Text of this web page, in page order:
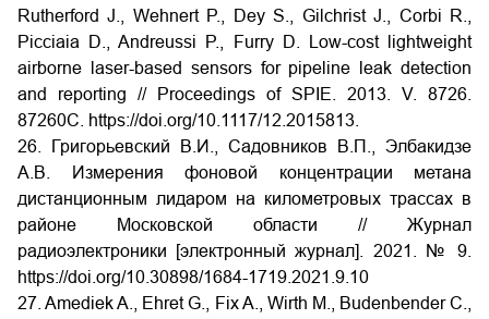
Rutherford J., Wehnert P., Dey S., Gilchrist J., Corbi R.,
Picciaia D., Andreussi P., Furry D. Low-cost lightweight
airborne laser-based sensors for pipeline leak detection
and reporting // Proceedings of SPIE. 2013. V. 8726.
87260C. https://doi.org/10.1117/12.2015813.
26. Григорьевский В.И., Садовников В.П., Элбакидзе
А.В. Измерения фоновой концентрации метана
дистанционным лидаром на километровых трассах в
районе Московской области // Журнал
радиоэлектроники [электронный журнал]. 2021. № 9.
https://doi.org/10.30898/1684-1719.2021.9.10
27. Amediek A., Ehret G., Fix A., Wirth M., Budenbender C.,